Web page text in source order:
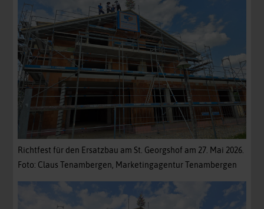
Richtfest für den Ersatzbau am St. Georgshof am 27. Mai 2026.
Foto: Claus Tenambergen, Marketingagentur Tenambergen